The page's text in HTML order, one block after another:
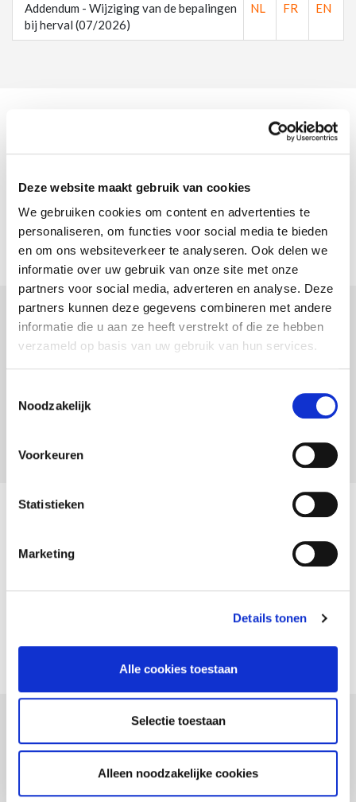
Deze website maakt gebruik van cookies
We gebruiken cookies om content en advertenties te
personaliseren, om functies voor social media te bieden
en om ons websiteverkeer te analyseren. Ook delen we
informatie over uw gebruik van onze site met onze
partners voor social media, adverteren en analyse. Deze
partners kunnen deze gegevens combineren met andere
informatie die u aan ze heeft verstrekt of die ze hebben
verzameld op basis van uw gebruik van hun services.
Noodzakelijk
Voorkeuren
Statistieken
Marketing
Details tonen
Alle cookies toestaan
Selectie toestaan
Alleen noodzakelijke cookies
Addendum - Wijziging van de bepalingen
bij herval (07/2026)
NL FR EN
Addendum - Wijziging van de bepalingen
bij herval (07/2026)
NL
6140 Arbeidsongeschiktheid bedrijfsleider
Addendum - Wijziging van de bepalingen
FR EN
EN
6122 Lichamelijke ongevallen
bedrijfsleider